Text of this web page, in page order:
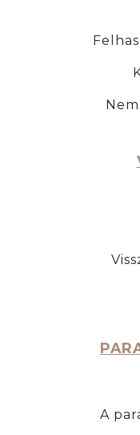
A